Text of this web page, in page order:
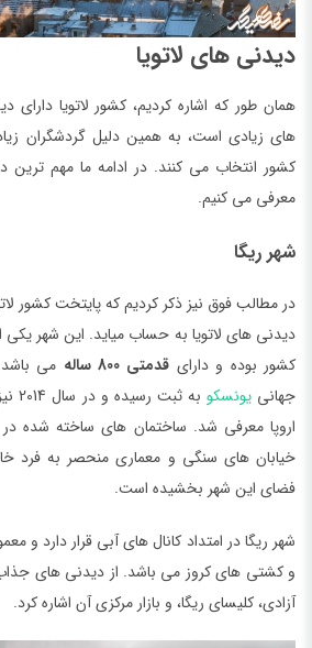
دیدنی های لاتویا
همان طور که اشاره کردیم، کشور لاتویا
های زیادی است، به همین دلیل گردشگران
کشور انتخاب می کنند. در ادامه ما مهم ترین
معرفی می کنیم.
شهر ریگا
در مطالب فوق نیز ذکر کردیم که پایتخت کشور
دیدنی های لاتویا به حساب میاید. این شهر
کشور بوده و دارای قدمتی 800 ساله
می
جهانییونسکو
به
اروپا معرفی شد. ساختمان های ساخته شده
خیابان های سنگی و معماری منحصر به فرد
فضای این شهر بخشیده است.
شهر ریگا در امتداد کانال های آبی قرار دارد و
و کشتی های کروز می باشد. از دیدنی های
آزادی، کلیسای ریگا، و بازار مرکزی آن اشاره کرد.